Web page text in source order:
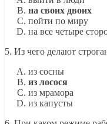
на своих двоих
пойти по миру
на все четыре
5. Из чего делают
из сосны
из лосося
из мрамора
из капусты